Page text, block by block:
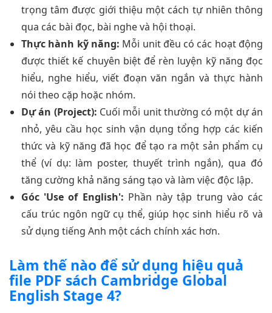
trọng tâm được giới thiệu một cách tự nhiên thông
qua các bài đọc, bài nghe và hội thoại.
Thực hành kỹ năng: Mỗi unit đều có các hoạt động
được thiết kế chuyên biệt để rèn luyện kỹ năng đọc
hiểu, nghe hiểu, viết đoạn văn ngắn và thực hành
nói theo cặp hoặc nhóm.
Dự án (Project): Cuối mỗi unit thường có một dự án
nhỏ, yêu cầu học sinh vận dụng tổng hợp các kiến
thức và kỹ năng đã học để tạo ra một sản phẩm cụ
thể (ví dụ: làm poster, thuyết trình ngắn), qua đó
tăng cường khả năng sáng tạo và làm việc độc lập.
Góc 'Use of English': Phần này tập trung vào các
cấu trúc ngôn ngữ cụ thể, giúp học sinh hiểu rõ và
sử dụng tiếng Anh một cách chính xác hơn.
Làm thế nào để sử dụng hiệu quả
file PDF sách Cambridge Global
English Stage 4?